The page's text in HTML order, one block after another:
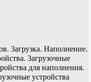
3агрузка. Наполнение.
3агрузочные
для наполнения.
устройства